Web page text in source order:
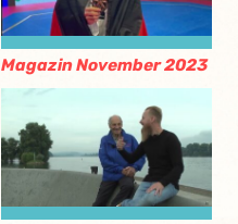
Magazin November 2023